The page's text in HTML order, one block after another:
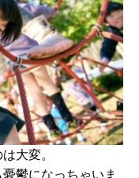
大変。
鬱になっちゃいま